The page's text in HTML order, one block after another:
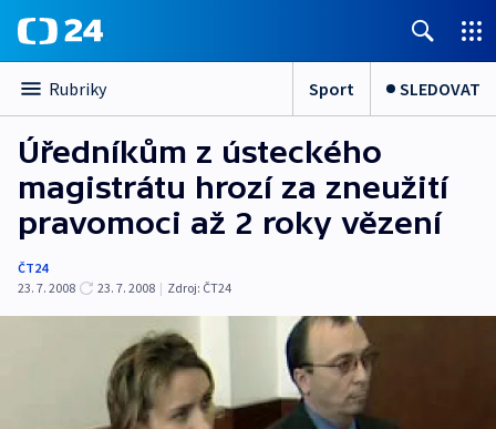
Rubriky Sport SLEDOVAT
Úředníkům z ústeckého
magistrátu hrozí za zneužití
pravomoci až 2 roky vězení
ČT24
23. 7. 2008
23. 7. 2008 | Zdroj: ČT24